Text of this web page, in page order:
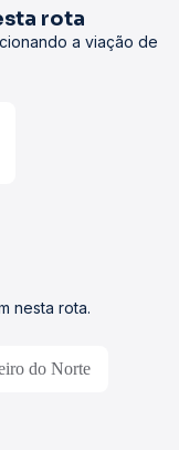
rota
a viação de
nesta rota.
do Norte